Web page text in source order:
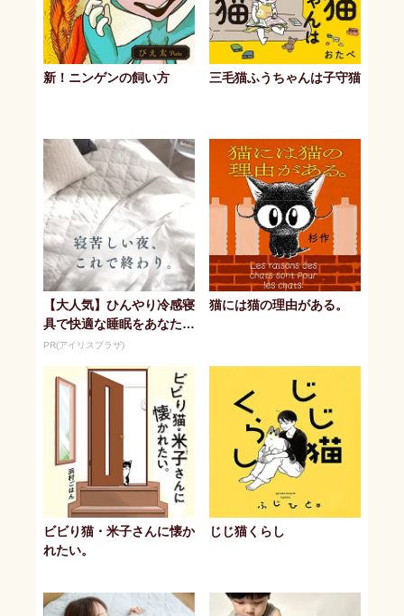
新！ニンゲンの飼い方 三毛猫ふうちゃんは子守猫
【大人気】ひんやり冷感寝
具で快適な睡眠をあなた
に。
PR(アイリスプラザ)
猫には猫の理由がある。
ビビり猫・米子さんに懐か
れたい。
じじ猫くらし